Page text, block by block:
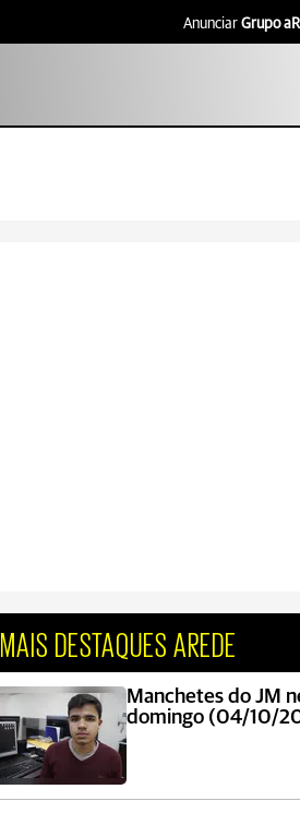
Anunciar Grupo
MAIS DESTAQUES AREDE
Manchetes do JM
domingo (04/10/